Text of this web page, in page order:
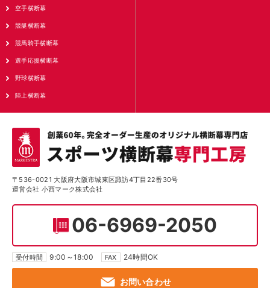
空手横断幕
競艇横断幕
競馬騎手横断幕
選手応援横断幕
野球横断幕
陸上横断幕
〒536-0021 大阪府大阪市城東区諏訪4丁目22番30号
運営会社 小西マーク株式会社
06-6969-2050
受付時間 9:00～18:00 FAX 24時間OK
お問い合わせ